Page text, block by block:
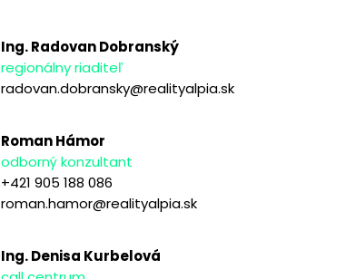
Ing. Radovan Dobranský
regionálny riaditeľ
radovan.dobransky@realityalpia.sk
Roman Hámor
odborný konzultant
+421 905 188 086
roman.hamor@realityalpia.sk
Ing. Denisa Kurbelová